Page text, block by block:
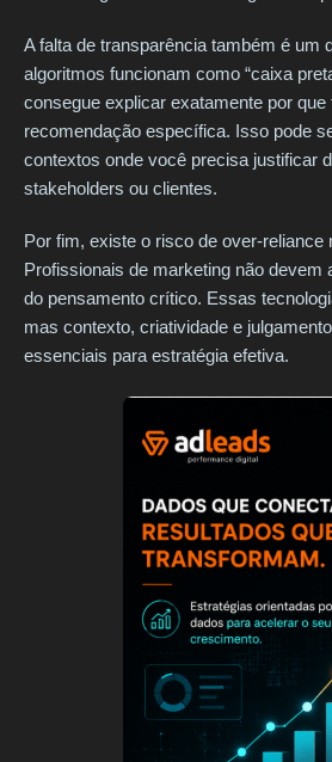
A falta de transparência também é um
algoritmos funcionam como “caixa
consegue explicar exatamente por
recomendação específica. Isso pode
contextos onde você precisa justificar
stakeholders ou clientes.
Por fim, existe o risco de over-reliance
Profissionais de marketing não devem
do pensamento crítico. Essas
mas contexto, criatividade e
essenciais para estratégia efetiva.